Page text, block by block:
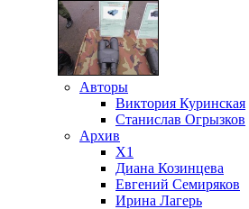
Авторы
Виктория Куринская
Станислав Огрызков
Архив
X1
Диана Козинцева
Евгений Семиряков
Ирина Лагерь